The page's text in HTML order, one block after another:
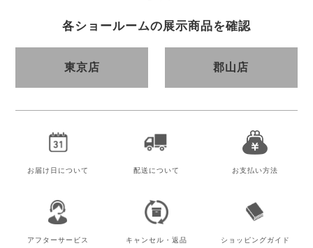
各ショールームの展示商品を確認
東京店 郡山店
お届け日 について 配送について お支払い方法
アフターサービス キャンセル・ 返品 ショッピングガイド